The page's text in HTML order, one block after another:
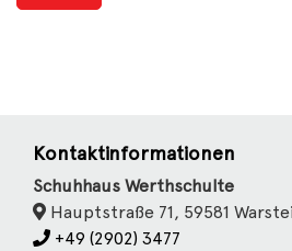
Kontaktinformationen
Schuhhaus Werthschulte
Hauptstraße 71, 59581
+49 (2902) 3477